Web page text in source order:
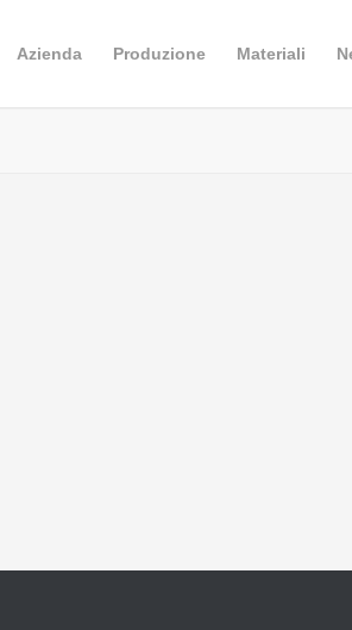
Azienda Produzione Materiali